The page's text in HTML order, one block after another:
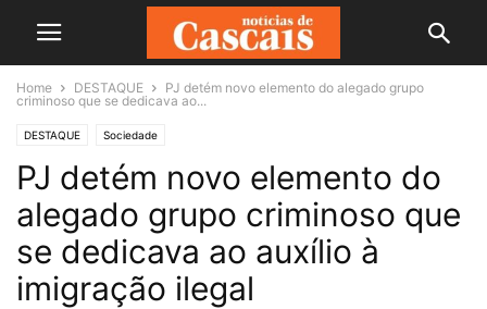
Home DESTAQUE
PJ detém novo elemento do alegado grupo
criminoso que se dedicava ao...
DESTAQUE Sociedade
PJ detém novo elemento do
alegado grupo criminoso que
se dedicava ao auxílio à
imigração ilegal